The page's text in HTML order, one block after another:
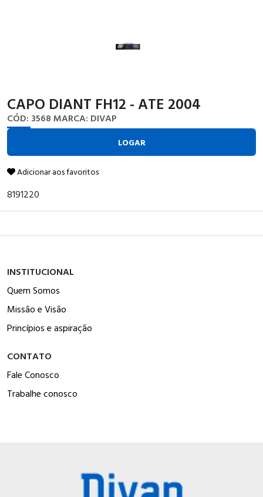
CAPO DIANT FH12 - ATE 2004
CÓD: 3568 MARCA: DIVAP
LOGAR
Adicionar aos favoritos
8191220
INSTITUCIONAL
Quem Somos
Missão e Visão
Princípios e aspiração
CONTATO
Fale Conosco
Trabalhe conosco